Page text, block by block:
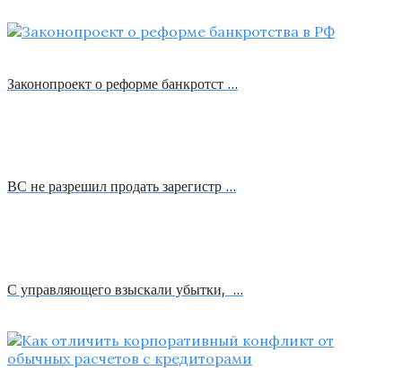
Законопроект о реформе банкротст …
ВС не разрешил продать зарегистр …
С управляющего взыскали убытки, …